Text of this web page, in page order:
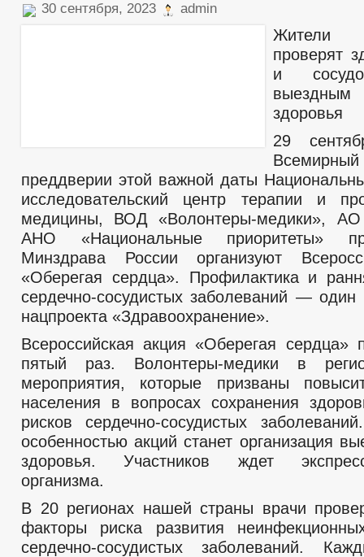
30 сентября, 2023 admin
Жители
проверят
и
здоровья
29
Всемирный
преддверии этой важной даты
исследовательский центр терапии и
медицины, ВОД «Волонтеры-медики»,
АНО «Национальные приоритеты»
Минздрава России организуют
«Оберегая сердца». Профилактика и
сердечно-сосудистых заболеваний — один
нацпроекта «Здравоохранение».
Всероссийская акция «Оберегая сердца»
пятый раз. Волонтеры-медики в
мероприятия, которые призваны
населения в вопросах сохранения
рисков сердечно-сосудистых
особенностью акций станет организация
здоровья. Участников ждет экспресс-
организма.
В 20 регионах нашей страны врачи
факторы риска развития
сердечно-сосудистых заболеваний.